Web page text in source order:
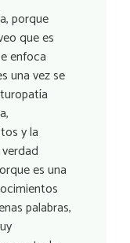
porque
que es
enfoca
una vez se
y la
es una
palabras,